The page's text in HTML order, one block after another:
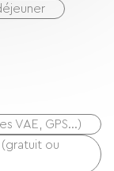
VAE, GPS…)
ou